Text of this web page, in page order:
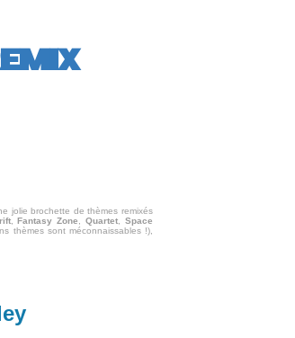
jolie brochette de thèmes remixés
,Fantasy Zone ,Quartet ,Space
thèmes sont méconnaissables !),